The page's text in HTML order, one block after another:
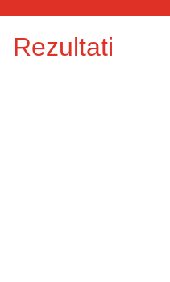
Rezultati